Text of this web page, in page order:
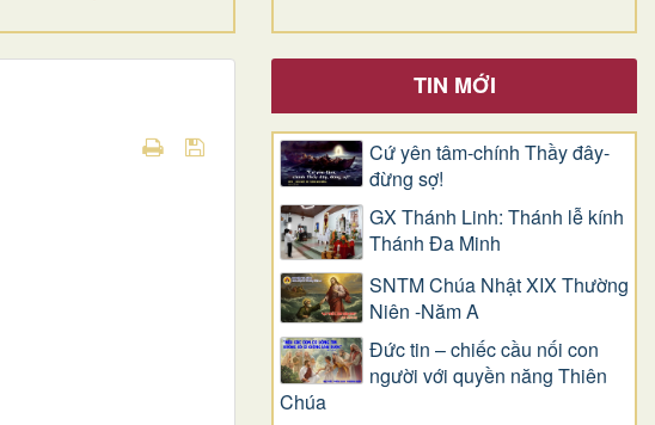
TIN MỚI
Cứ yên tâm-chính Thầy đây-
đừng sợ!
GX Thánh Linh: Thánh lễ kính
Thánh Đa Minh
SNTM Chúa Nhật XIX Thường
Niên -Năm A
Đức tin – chiếc cầu nối con
người với quyền năng Thiên
Chúa